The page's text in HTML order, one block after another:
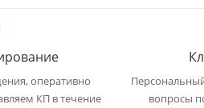
оперативно
КП в течение
вопросы